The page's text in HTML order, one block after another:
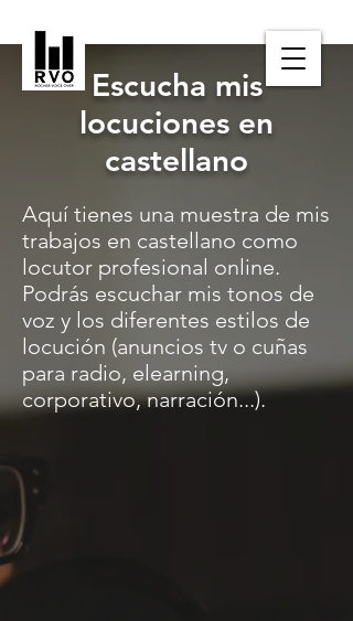
Escucha mis
locuciones en
castellano
Aquí tienes una muestra de mis
trabajos en castellano como
locutor profesional online.
Podrás escuchar mis tonos de
voz y los diferentes estilos de
locución (anuncios tv o cuñas
para radio, elearning,
corporativo, narración...).